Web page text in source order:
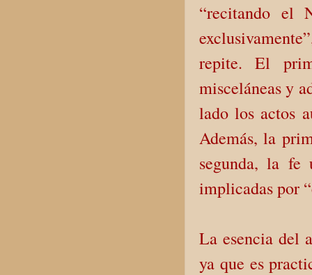
“recitando el
repite. El
misceláneas y
lado los actos
Además, la
segunda, la
implicadas por
La esencia del
ya que es